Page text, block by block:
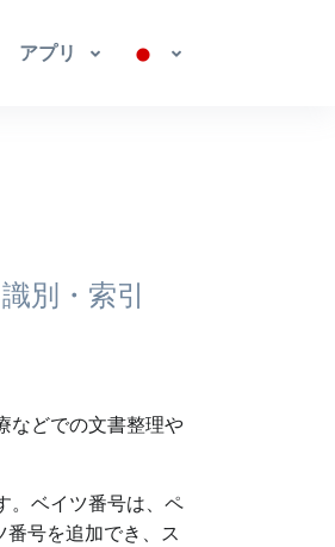
アプリ
別・索引
などでの文書整理や
。ベイツ番号は、ペ
号を追加でき、ス